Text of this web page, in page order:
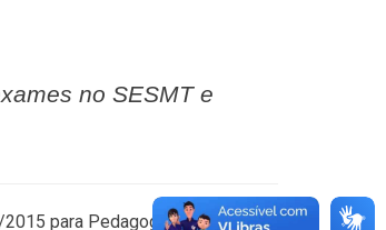
no SESMT e
para Pedagogo e Concurso